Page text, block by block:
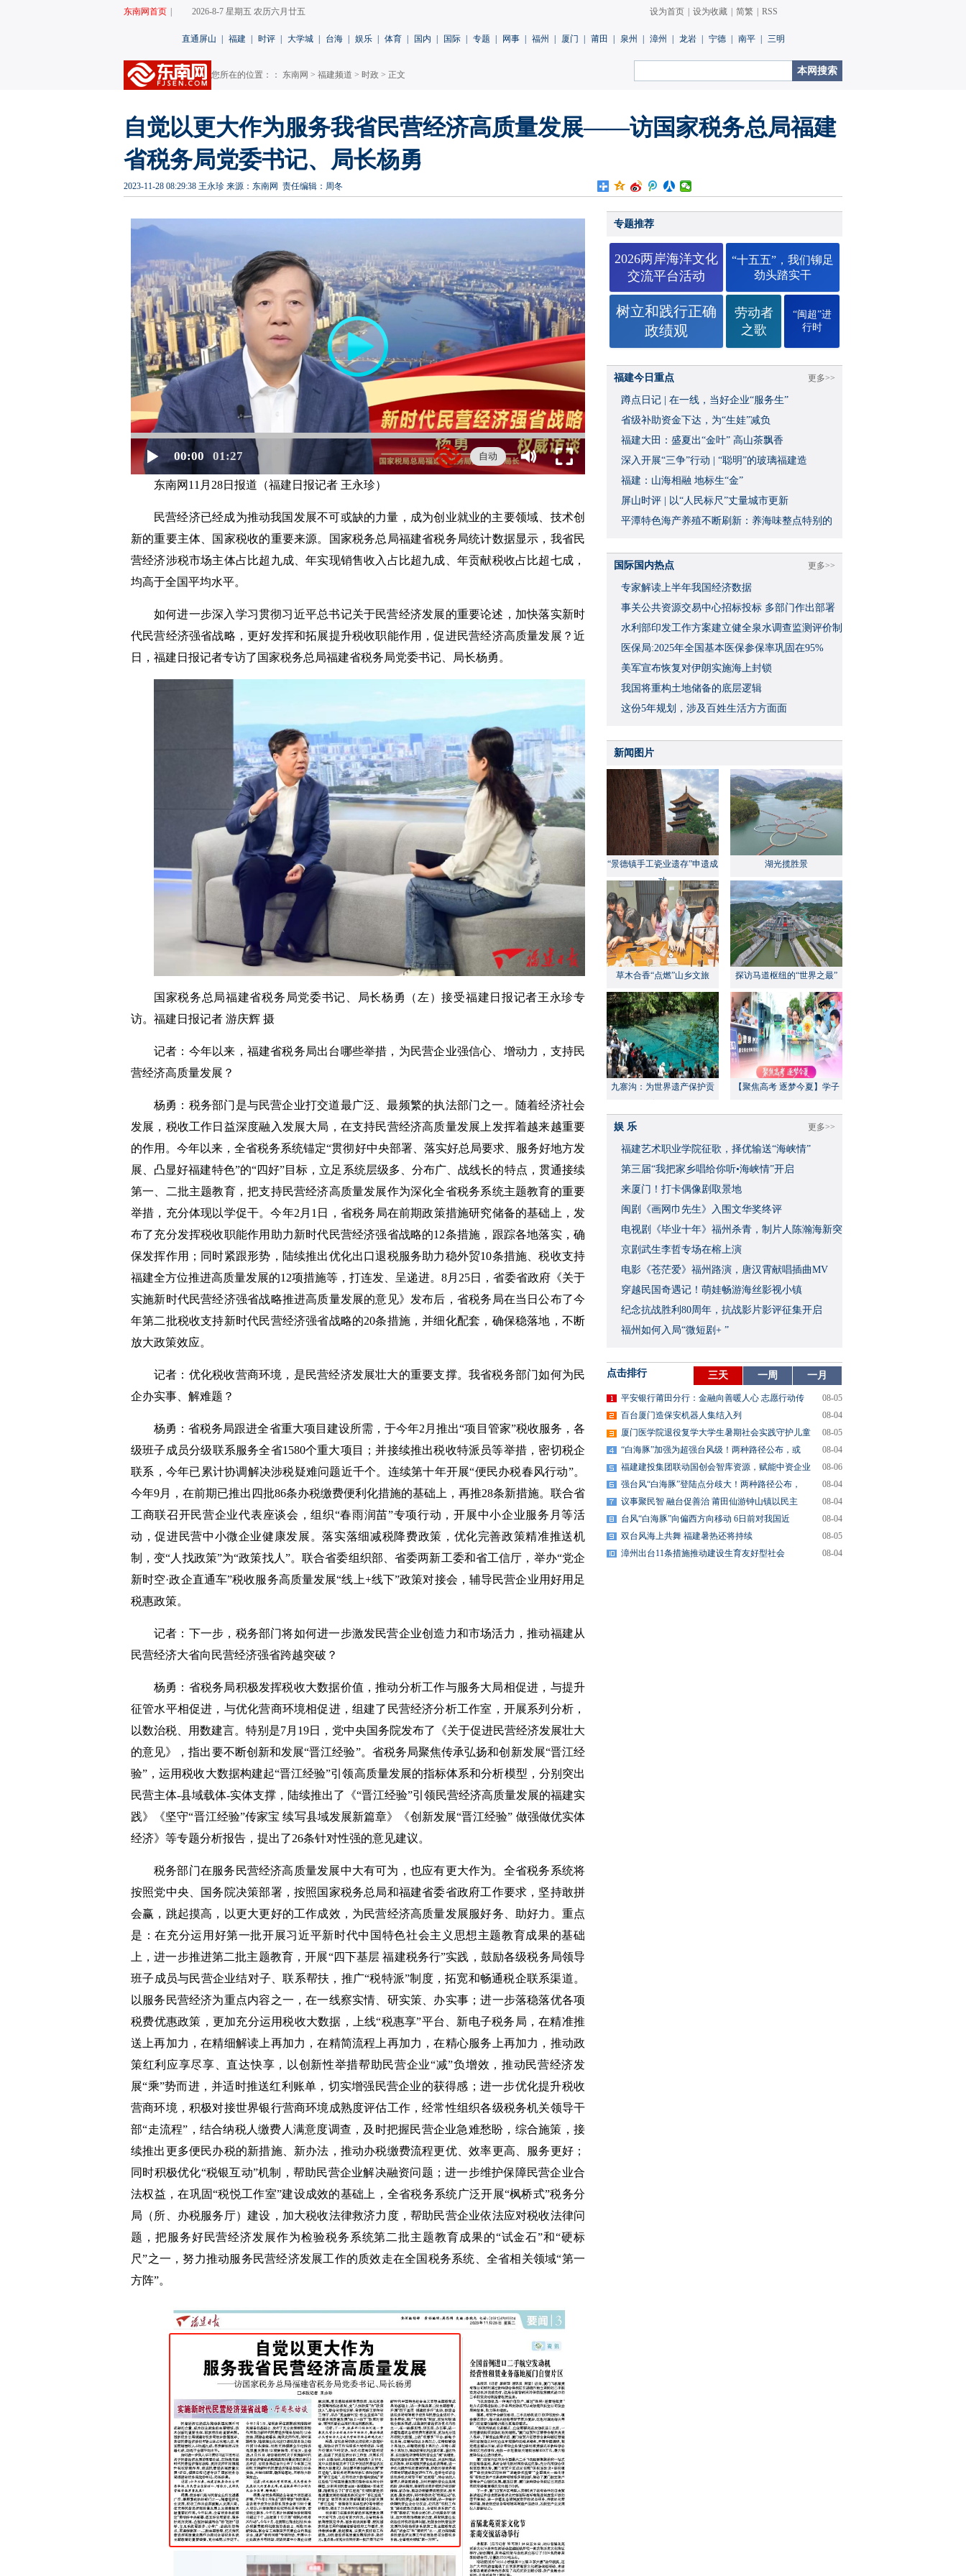
东南网首页 2026-8-7 星期五 农历六月廿五 设为首页 设为收藏 简繁 RSS
直通屏山 福建 时评 大学城 台海 娱乐 体育 国内 国际 专题 网事 福州 厦门 莆田 泉州 漳州 龙岩 宁德 南平 三明
您所在的位置：： 东南网 > 福建频道 > 时政 > 正文
自觉以更大作为服务我省民营经济高质量发展——访国家税务总局福建
省税务局党委书记、局长杨勇
2023-11-28 08:29:38 王永珍 来源：东南网 责任编辑：周冬
00:00 01:27 自动
东南网11月28日报道（福建日报记者 王永珍）
民营经济已经成为推动我国发展不可或缺的力量，成为创业就业的主要领域、技术创
新的重要主体、国家税收的重要来源。国家税务总局福建省税务局统计数据显示，我省民
营经济涉税市场主体占比超九成、年实现销售收入占比超九成、年贡献税收占比超七成，
均高于全国平均水平。
如何进一步深入学习贯彻习近平总书记关于民营经济发展的重要论述，加快落实新时
代民营经济强省战略，更好发挥和拓展提升税收职能作用，促进民营经济高质量发展？近
日，福建日报记者专访了国家税务总局福建省税务局党委书记、局长杨勇。
国家税务总局福建省税务局党委书记、局长杨勇（左）接受福建日报记者王永珍专
访。福建日报记者 游庆辉 摄
记者：今年以来，福建省税务局出台哪些举措，为民营企业强信心、增动力，支持民
营经济高质量发展？
杨勇：税务部门是与民营企业打交道最广泛、最频繁的执法部门之一。随着经济社会
发展，税收工作日益深度融入发展大局，在支持民营经济高质量发展上发挥着越来越重要
的作用。今年以来，全省税务系统锚定“贯彻好中央部署、落实好总局要求、服务好地方发
展、凸显好福建特色”的“四好”目标，立足系统层级多、分布广、战线长的特点，贯通接续
第一、二批主题教育，把支持民营经济高质量发展作为深化全省税务系统主题教育的重要
举措，充分体现以学促干。今年2月1日，省税务局在前期政策措施研究储备的基础上，发
布了充分发挥税收职能作用助力新时代民营经济强省战略的12条措施，跟踪各地落实，确
保发挥作用；同时紧跟形势，陆续推出优化出口退税服务助力稳外贸10条措施、税收支持
福建全方位推进高质量发展的12项措施等，打连发、呈递进。8月25日，省委省政府《关于
实施新时代民营经济强省战略推进高质量发展的意见》发布后，省税务局在当日公布了今
年第二批税收支持新时代民营经济强省战略的20条措施，并细化配套，确保稳落地，不断
放大政策效应。
记者：优化税收营商环境，是民营经济发展壮大的重要支撑。我省税务部门如何为民
企办实事、解难题？
杨勇：省税务局跟进全省重大项目建设所需，于今年2月推出“项目管家”税收服务，各
级班子成员分级联系服务全省1580个重大项目；并接续推出税收特派员等举措，密切税企
联系，今年已累计协调解决涉税疑难问题近千个。连续第十年开展“便民办税春风行动”。
今年9月，在前期已推出四批86条办税缴费便利化措施的基础上，再推28条新措施。联合省
工商联召开民营企业代表座谈会，组织“春雨润苗”专项行动，开展中小企业服务月等活
动，促进民营中小微企业健康发展。落实落细减税降费政策，优化完善政策精准推送机
制，变“人找政策”为“政策找人”。联合省委组织部、省委两新工委和省工信厅，举办“党企
新时空·政企直通车”税收服务高质量发展“线上+线下”政策对接会，辅导民营企业用好用足
税惠政策。
记者：下一步，税务部门将如何进一步激发民营企业创造力和市场活力，推动福建从
民营经济大省向民营经济强省跨越突破？
杨勇：省税务局积极发挥税收大数据价值，推动分析工作与服务大局相促进，与提升
征管水平相促进，与优化营商环境相促进，组建了民营经济分析工作室，开展系列分析，
以数治税、用数建言。特别是7月19日，党中央国务院发布了《关于促进民营经济发展壮大
的意见》，指出要不断创新和发展“晋江经验”。省税务局聚焦传承弘扬和创新发展“晋江经
验”，运用税收大数据构建起“晋江经验”引领高质量发展的指标体系和分析模型，分别突出
民营主体-县域载体-实体支撑，陆续推出了《“晋江经验”引领民营经济高质量发展的福建实
践》《坚守“晋江经验”传家宝 续写县域发展新篇章》《创新发展“晋江经验” 做强做优实体
经济》等专题分析报告，提出了26条针对性强的意见建议。
税务部门在服务民营经济高质量发展中大有可为，也应有更大作为。全省税务系统将
按照党中央、国务院决策部署，按照国家税务总局和福建省委省政府工作要求，坚持敢拼
会赢，跳起摸高，以更大更好的工作成效，为民营经济高质量发展服好务、助好力。重点
是：在充分运用好第一批开展习近平新时代中国特色社会主义思想主题教育成果的基础
上，进一步推进第二批主题教育，开展“四下基层 福建税务行”实践，鼓励各级税务局领导
班子成员与民营企业结对子、联系帮扶，推广“税特派”制度，拓宽和畅通税企联系渠道。
以服务民营经济为重点内容之一，在一线察实情、研实策、办实事；进一步落稳落优各项
税费优惠政策，更加充分运用税收大数据，上线“税惠享”平台、新电子税务局，在精准推
送上再加力，在精细解读上再加力，在精简流程上再加力，在精心服务上再加力，推动政
策红利应享尽享、直达快享，以创新性举措帮助民营企业“减”负增效，推动民营经济发
展“乘”势而进，并适时推送红利账单，切实增强民营企业的获得感；进一步优化提升税收
营商环境，积极对接世界银行营商环境成熟度评估工作，经常性组织各级税务机关领导干
部“走流程”，结合纳税人缴费人满意度调查，及时把握民营企业急难愁盼，综合施策，接
续推出更多便民办税的新措施、新办法，推动办税缴费流程更优、效率更高、服务更好；
同时积极优化“税银互动”机制，帮助民营企业解决融资问题；进一步维护保障民营企业合
法权益，在巩固“税悦工作室”建设成效的基础上，全省税务系统广泛开展“枫桥式”税务分
局（所、办税服务厅）建设，加大税收法律救济力度，帮助民营企业依法应对税收法律问
题，把服务好民营经济发展作为检验税务系统第二批主题教育成果的“试金石”和“硬标
尺”之一，努力推动服务民营经济发展工作的质效走在全国税务系统、全省相关领域“第一
方阵”。
专题推荐
2026两岸海洋文化
交流平台活动
“十五五”，我们铆足
劲头踏实干
树立和践行正确
政绩观
劳动者
之歌
“闽超”进
行时
更多>>
福建今日重点
蹲点日记 | 在一线，当好企业“服务生”
省级补助资金下达，为“生娃”减负
福建大田：盛夏出“金叶” 高山茶飘香
深入开展“三争”行动 | “聪明”的玻璃福建造
福建：山海相融 地标生“金”
屏山时评 | 以“人民标尺”丈量城市更新
平潭特色海产养殖不断刷新：养海味整点特别的
更多>>
国际国内热点
专家解读上半年我国经济数据
事关公共资源交易中心招标投标 多部门作出部署
水利部印发工作方案建立健全泉水调查监测评价制
度
医保局:2025年全国基本医保参保率巩固在95%
美军宣布恢复对伊朗实施海上封锁
我国将重构土地储备的底层逻辑
这份5年规划，涉及百姓生活方方面面
新闻图片
“景德镇手工瓷业遗存”申遗成
功
湖光揽胜景
草木合香“点燃”山乡文旅 探访马道枢纽的“世界之最”
九寨沟：为世界遗产保护贡
【聚焦高考 逐梦今夏】学子
更多>>
娱 乐
福建艺术职业学院征歌，择优输送“海峡情”
​第三届“我把家乡唱给你听•海峡情”开启
来厦门！打卡偶像剧取景地
闽剧《画网巾先生》入围文华奖终评
​电视剧《毕业十年》福州杀青，制片人陈瀚海新突
破
京剧武生李哲专场在榕上演
​电影《苍茫爱》福州路演，唐汉霄献唱插曲MV
穿越民国奇遇记！萌娃畅游海丝影视小镇
​纪念抗战胜利80周年，抗战影片影评征集开启
福州如何入局“微短剧+ ”
点击排行 三天 一周 一月
平安银行莆田分行：金融向善暖人心 志愿行动传
08-05
百台厦门造保安机器人集结入列
08-04
厦门医学院退役复学大学生暑期社会实践守护儿童
08-05
“白海豚”加强为超强台风级！两种路径公布，或
08-04
福建建投集团联动国创会智库资源，赋能中资企业
08-06
强台风“白海豚”登陆点分歧大！两种路径公布，
08-04
议事聚民智 融台促善治 莆田仙游钟山镇以民主
08-04
台风“白海豚”向偏西方向移动 6日前对我国近
08-04
双台风海上共舞 福建暑热还将持续
08-05
漳州出台11条措施推动建设生育友好型社会
08-04